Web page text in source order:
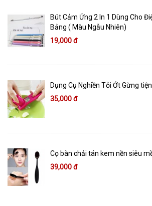
Bút Cảm Ứng 2 In 1 Dùng Cho
Bảng ( Màu Ngẫu Nhiên)
19,000 đ
Dụng Cụ Nghiền Tỏi Ớt Gừng
35,000 đ
Cọ bàn chải tán kem nền siêu
39,000 đ